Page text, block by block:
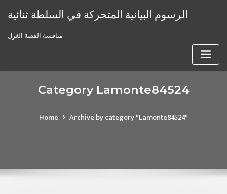
الرسوم البيانية المتحركة في السلطة ثنائية
مناقشة الفضة الغزل
Category Lamonte84524
Home Archive by category "Lamonte84524"